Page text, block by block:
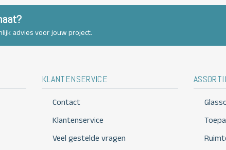
advies voor jouw project.
KLANTENSERVICE
Contact
Klantenservice
Veel gestelde vragen